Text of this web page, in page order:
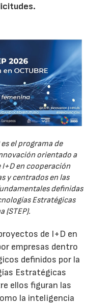
el programa de
orientado a
en cooperación
y centrados en las
definidas
Estratégicas
(STEP).
de I+D en
empresas dentro
definidos por la
Estratégicas
ellos figuran las
la inteligencia